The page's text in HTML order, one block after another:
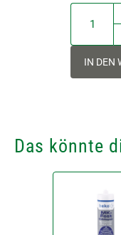
IN DEN
Das könnte